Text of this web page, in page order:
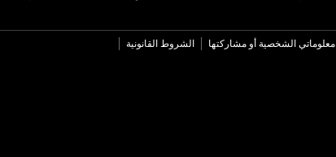
الشخصية أو مشاركتها الشروط القانونية